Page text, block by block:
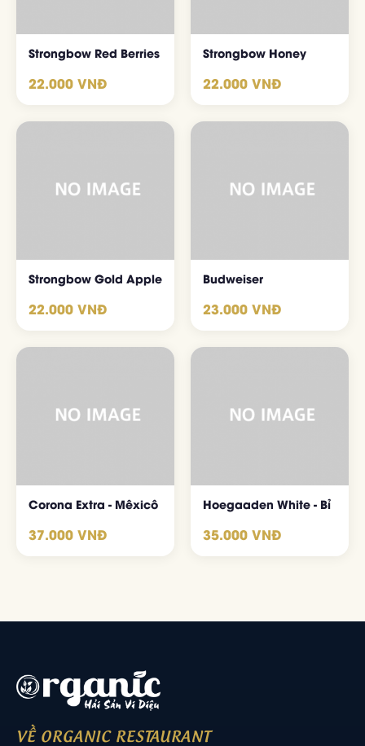
Strongbow Red Berries
22.000 VNĐ
Strongbow Honey
22.000 VNĐ
Strongbow Gold Apple
22.000 VNĐ
Budweiser
23.000 VNĐ
Corona Extra - Mêxicô
37.000 VNĐ
Hoegaaden White - Bỉ
35.000 VNĐ
VỀ ORGANIC RESTAURANT
ĐẶT BÀN NGAY